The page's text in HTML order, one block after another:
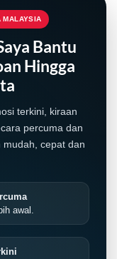
MALAYSIA
Bantu
Hingga
terkini, kiraan
percuma dan
cepat dan
awal.